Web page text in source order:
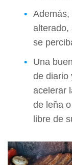
Además,
alterado,
se
Una
de diario
acelerar
de leña
libre de